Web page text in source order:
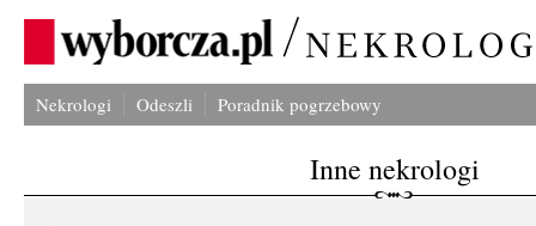
Nekrologi Odeszli Poradnik pogrzebowy
Inne nekrologi